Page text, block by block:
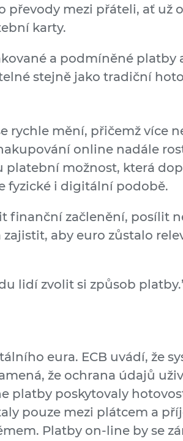
mezi přáteli, ať už
karty.
a podmíněné platby
stejně jako tradiční
rychle mění, přičemž více
online nadále
možnost, která
fyzické i digitální podobě.
začlenění, posílit
aby euro zůstalo
lidí zvolit si způsob
eura. ECB uvádí, že
že ochrana údajů
platby poskytovaly
pouze mezi plátcem a
Platby on-line by se